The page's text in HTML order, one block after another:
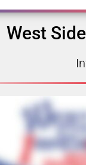
West